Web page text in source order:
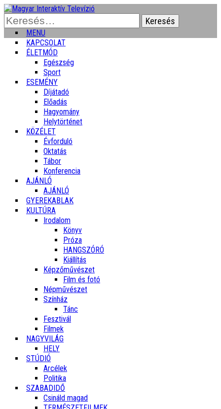
Keresés:
MENU
KAPCSOLAT
ÉLETMÓD
Egészség
Sport
ESEMÉNY
Díjátadó
Előadás
Hagyomány
Helytörténet
KÖZÉLET
Évforduló
Oktatás
Tábor
Konferencia
AJÁNLÓ
AJÁNLÓ
GYEREKABLAK
KULTÚRA
Irodalom
Könyv
Próza
HANGSZÓRÓ
Kiállítás
Képzőművészet
Film és fotó
Népművészet
Színház
Tánc
Fesztivál
Filmek
NAGYVILÁG
HELY
STÚDIÓ
Arcélek
Politika
SZABADIDŐ
Csináld magad